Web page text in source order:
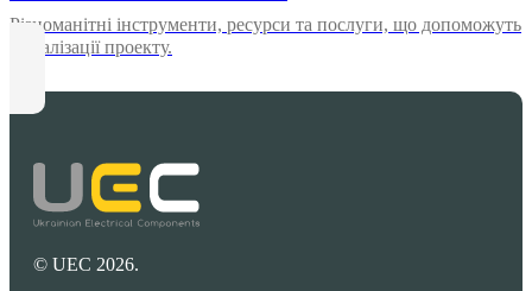
Різноманітні інструменти, ресурси та послуги, що допоможуть
у реалізації проекту.
© UEC 2026.